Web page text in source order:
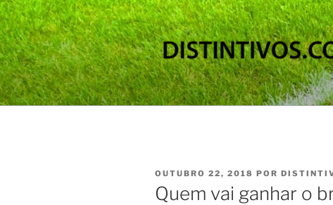
Pular
para
o
conteúdo
Os principais escudos de times
PUBLICADO
OUTUBRO 22, 2018 POR
Quem vai ganhar o